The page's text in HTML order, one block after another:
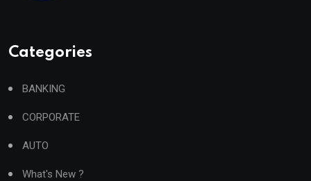
Categories
BANKING
CORPORATE
AUTO
What's New ?